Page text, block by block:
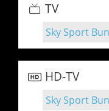
TV
Sky Sport
HD-TV
Sky Sport